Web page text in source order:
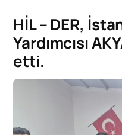
HİL – DER,
Yardımcısı
etti.